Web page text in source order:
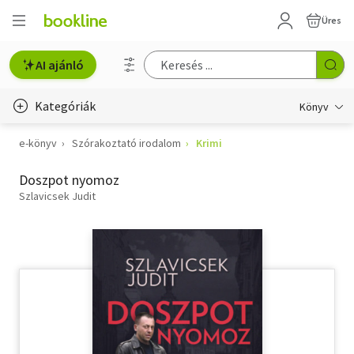
Üres
AI ajánló
Kategóriák Könyv
Életmód, egészség
Erotika
e-könyv Szórakoztató irodalom Krimi
Doszpot nyomoz
Szlavicsek Judit